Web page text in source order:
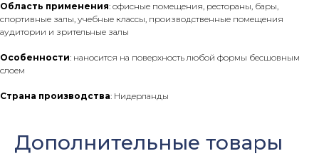
Область применения: офисные помещения, рестораны, бары,
спортивные залы, учебные классы, производственные помещения
аудитории и зрительные залы
Особенности: наносится на поверхность любой формы бесшовным
слоем
Страна производства: Нидерланды
Дополнительные товары
Оставить заявку